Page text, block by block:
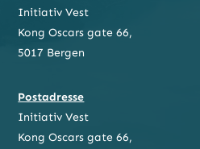
Initiativ Vest
Kong Oscars gate 66,
5017 Bergen
Postadresse
Initiativ Vest
Kong Oscars gate 66,